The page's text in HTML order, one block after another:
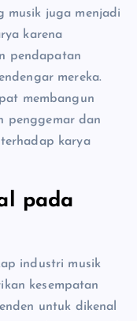
musik juga menjadi
karena
pendapatan
mereka.
membangun
penggemar dan
karya
pada
industri musik
kesempatan
untuk dikenal